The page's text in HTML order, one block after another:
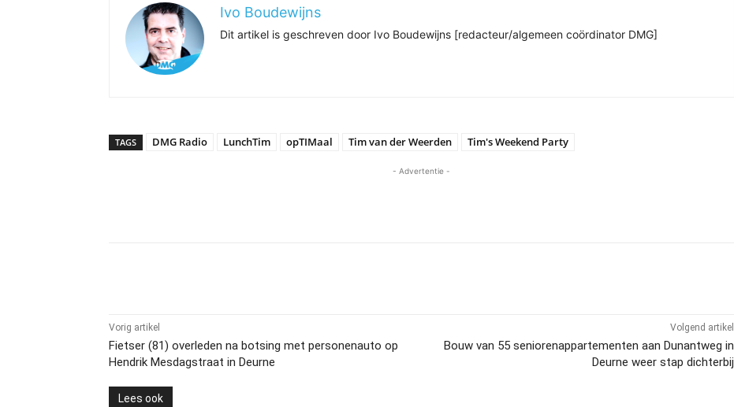
Ivo Boudewijns
Dit artikel is geschreven door Ivo Boudewijns [redacteur/algemeen coördinator DMG]
TAGS DMG Radio LunchTim opTIMaal Tim van der Weerden Tim's Weekend Party
- Advertentie -
Vorig artikel
Fietser (81) overleden na botsing met personenauto op
Hendrik Mesdagstraat in Deurne
Volgend artikel
Bouw van 55 seniorenappartementen aan Dunantweg in
Deurne weer stap dichterbij
Lees ook